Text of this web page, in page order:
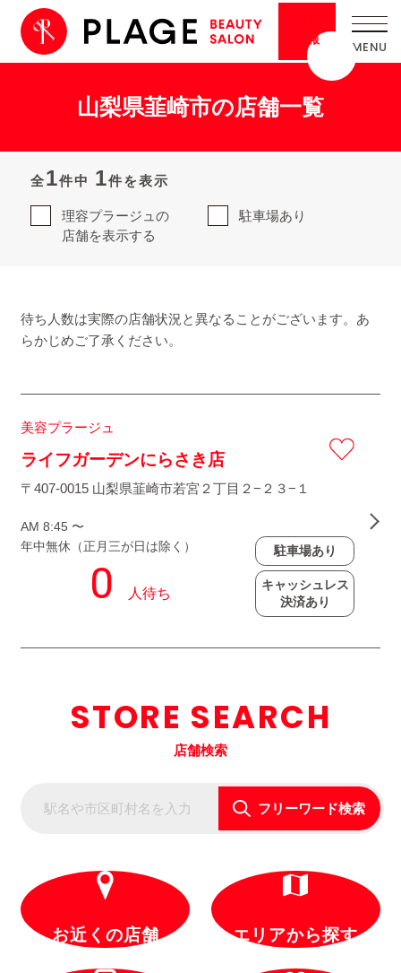
情報
山梨県韮崎市の店舗一覧
全1件中 1件を表示
理容プラージュの
店舗を表示する
駐車場あり
待ち人数は実際の店舗状況と異なることがございます。あ
らかじめご了承ください。
美容プラージュ
ライフガーデンにらさき店
〒407-0015 山梨県韮崎市若宮２丁目２−２３−１
AM 8:45 〜
年中無休（正月三が日は除く）
駐車場あり
キャッシュレス
決済あり
STORE SEARCH
店舗検索
フリーワード検索
お近くの店舗 エリアから探す